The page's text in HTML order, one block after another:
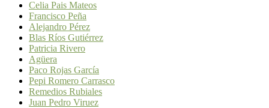
Celia Pais Mateos
Francisco Peña
Alejandro Pérez
Blas Ríos Gutiérrez
Patricia Rivero
Agüera
Paco Rojas García
Pepi Romero Carrasco
Remedios Rubiales
Juan Pedro Viruez